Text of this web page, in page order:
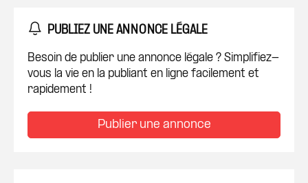
PUBLIEZ UNE ANNONCE LÉGALE
Besoin de publier une annonce légale ? Simplifiez-
vous la vie en la publiant en ligne facilement et
rapidement !
Publier une annonce